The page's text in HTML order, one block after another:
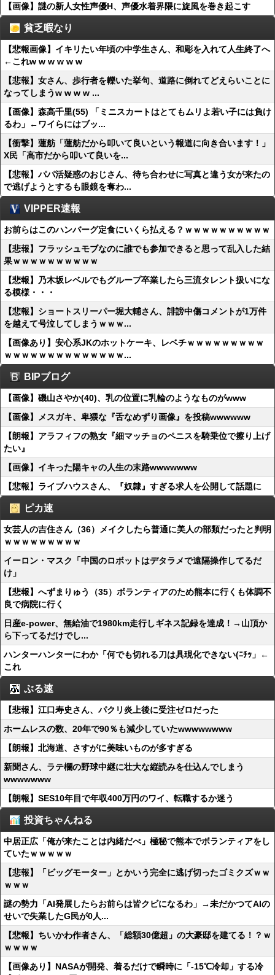
【画像】謎の新人女性声優H、声優水着界隈に旋風を巻き起こす
貧乏暇なり
【悲報画像】イキリたい年頃の中学生さん、和彫を入れて人生終了へ
←これw w w w w w
【悲報】女さん、歩行者を轢いた挙句、道路に倒れてどえらいことに
なってしまうw w w w ...
【画像】森高千里(55) 「ミニスカートはとてもムリよ若い子には負け
るわ」←ワイらにはブッ...
【衝撃】蓮舫「蓮舫だから叩いて良いという報道に向き合います！」
X民「高市だから叩いて良いを...
【悲報】パパ活疑惑のおじさん、待ち合わせに写真と違う女が来たの
で逃げようとするも眼鏡を奪わ...
VIPPER速報
お前らはこのハンバーグ定食にいくら払える？ｗｗｗｗｗｗｗｗｗｗ
【悲報】フラッシュモブなのに誰でも参加できると思って乱入した結
果ｗｗｗｗｗｗｗｗｗｗ
【悲報】乃木坂レベルでもグループ卒業したら三流タレント扱いにな
る模様・・・
【悲報】ショートスリーパー堀大輔さん、誹謗中傷コメントが1万件
を越えて号泣してしまうｗｗｗ...
【画像あり】安心系JKのホットケーキ、レベチｗｗｗｗｗｗｗｗｗ
ｗｗｗｗｗｗｗｗｗｗｗｗｗｗ...
BIPブログ
【画像】磯山さやか(40)、乳の位置に乳輪のようなものがwww
【画像】メスガキ、卑猥な『舌なめずり画像』を投稿wwwwww
【朗報】アラフィフの熟女『細マッチョのペニスを騎乗位で擦り上げ
たい』
【画像】イキった陽キャの人生の末路wwwwwww
【悲報】ライブハウスさん、『奴隷』すぎる求人を公開して話題に
ピカ速
女芸人の吉住さん（36）メイクしたら普通に美人の部類だったと判明
ｗｗｗｗｗｗｗｗｗ
イーロン・マスク「中国のロボットはデタラメで遠隔操作してるだ
け」
【悲報】へずまりゅう（35）ボランティアのため熊本に行くも体調不
良で病院に行く
日産e-power、無給油で1980km走行しギネス記録を達成！→山頂か
ら下ってるだけでし...
ハンターハンターにわか「何でも切れる刀は具現化できない(ﾆﾁｯ」←
これ
ぶる速
【悲報】江口寿史さん、パクリ炎上後に受注ゼロだった
ホームレスの数、20年で90％も減少していたwwwwwwww
【朗報】北海道、さすがに美味いものが多すぎる
新聞さん、ラテ欄の野球中継に壮大な縦読みを仕込んでしまう
wwwwwww
【朗報】SES10年目で年収400万円のワイ、転職するか迷う
投資ちゃんねる
中居正広「俺が来たことは内緒だべ」極秘で熊本でボランティアをし
ていたｗｗｗｗｗ
【悲報】「ビッグモーター」とかいう完全に逃げ切ったゴミクズｗｗ
ｗｗｗ
謎の勢力「AI発展したらお前らは皆クビになるわ」→未だかつてAIの
せいで失業したG民が0人...
【悲報】ちいかわ作者さん、「総額30億超」の大豪邸を建てる！？ｗ
ｗｗｗｗ
【画像あり】NASAが開発、着るだけで瞬時に「-15℃冷却」する冷